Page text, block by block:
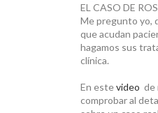
EL CASO DE
Me pregunto yo,
que acudan
hagamos sus
clínica.
En estevideo de
comprobar al